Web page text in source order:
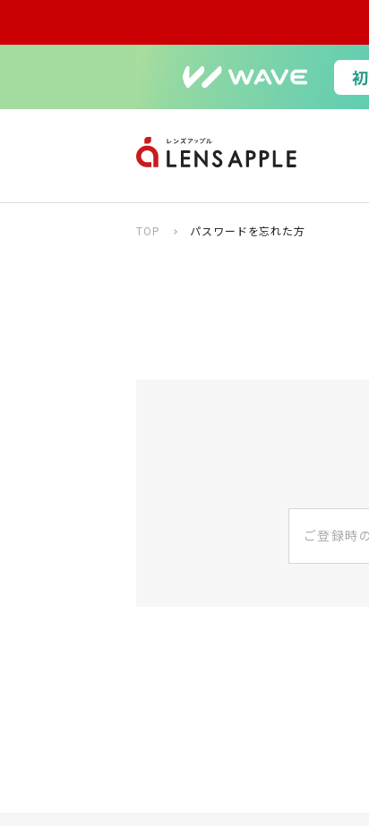
TOP パスワードを忘れた方